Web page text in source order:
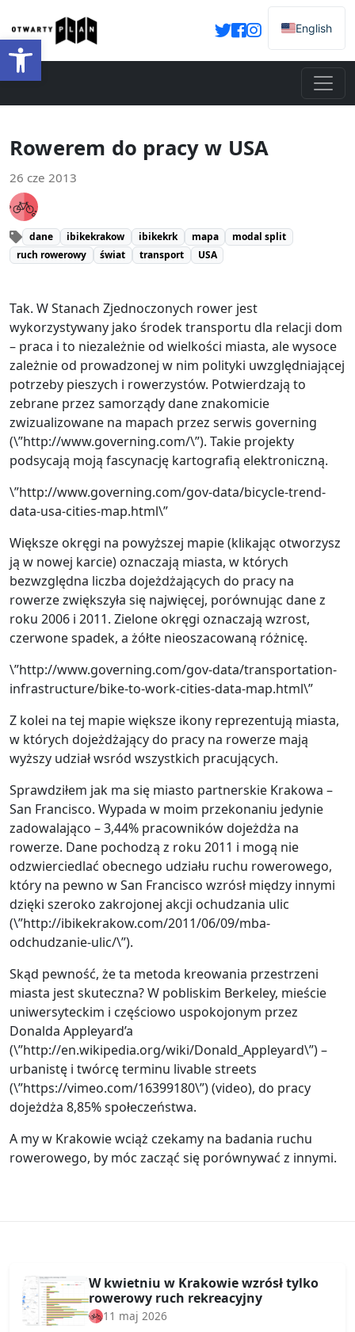
Otwórz pasek narzędzi
English
Rowerem do pracy w USA
26 cze 2013
dane ibikekrakow ibikekrk mapa
modal split
ruch rowerowy
świat transport USA
Tak. W Stanach Zjednoczonych rower jest
wykorzystywany jako środek transportu dla relacji dom
– praca i to niezależnie od wielkości miasta, ale wysoce
zależnie od prowadzonej w nim polityki uwzględniającej
potrzeby pieszych i rowerzystów. Potwierdzają to
zebrane przez samorządy dane znakomicie
zwizualizowane na mapach przez serwis governing
(\”http://www.governing.com/\”). Takie projekty
podsycają moją fascynację kartografią elektroniczną.
\”http://www.governing.com/gov-data/bicycle-trend-
data-usa-cities-map.html\”
Większe okręgi na powyższej mapie (klikając otworzysz
ją w nowej karcie) oznaczają miasta, w których
bezwzględna liczba dojeżdżających do pracy na
rowerze zwiększyła się najwięcej, porównując dane z
roku 2006 i 2011. Zielone okręgi oznaczają wzrost,
czerwone spadek, a żółte nieoszacowaną różnicę.
\”http://www.governing.com/gov-data/transportation-
infrastructure/bike-to-work-cities-data-map.html\”
Z kolei na tej mapie większe ikony reprezentują miasta,
w których dojeżdżający do pracy na rowerze mają
wyższy udział wsród wszystkich pracujących.
Sprawdziłem jak ma się miasto partnerskie Krakowa –
San Francisco. Wypada w moim przekonaniu jedynie
zadowalająco – 3,44% pracowników dojeżdża na
rowerze. Dane pochodzą z roku 2011 i mogą nie
odzwierciedlać obecnego udziału ruchu rowerowego,
który na pewno w San Francisco wzrósł między innymi
dzięki szeroko zakrojonej akcji ochudzania ulic
(\”http://ibikekrakow.com/2011/06/09/mba-
odchudzanie-ulic/\”).
Skąd pewność, że ta metoda kreowania przestrzeni
miasta jest skuteczna? W pobliskim Berkeley, mieście
uniwersyteckim i częściowo uspokojonym przez
Donalda Appleyard’a
(\”http://en.wikipedia.org/wiki/Donald_Appleyard\”) –
urbanistę i twórcę terminu livable streets
(\”https://vimeo.com/16399180\”) (video), do pracy
dojeżdża 8,85% społeczeństwa.
A my w Krakowie wciąż czekamy na badania ruchu
rowerowego, by móc zacząć się porównywać z innymi.
W kwietniu w Krakowie wzrósł tylko
rowerowy ruch rekreacyjny
11 maj 2026